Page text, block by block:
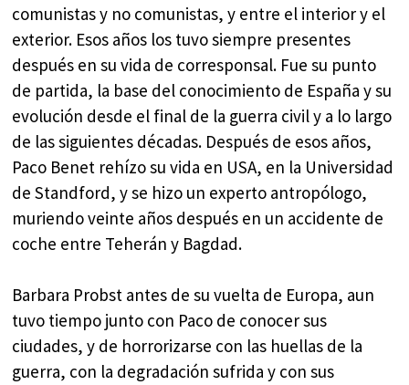
comunistas y no comunistas, y entre el interior y el
exterior. Esos años los tuvo siempre presentes
después en su vida de corresponsal. Fue su punto
de partida, la base del conocimiento de España y su
evolución desde el final de la guerra civil y a lo largo
de las siguientes décadas. Después de esos años,
Paco Benet rehízo su vida en USA, en la Universidad
de Standford, y se hizo un experto antropólogo,
muriendo veinte años después en un accidente de
coche entre Teherán y Bagdad.
Barbara Probst antes de su vuelta de Europa, aun
tuvo tiempo junto con Paco de conocer sus
ciudades, y de horrorizarse con las huellas de la
guerra, con la degradación sufrida y con sus